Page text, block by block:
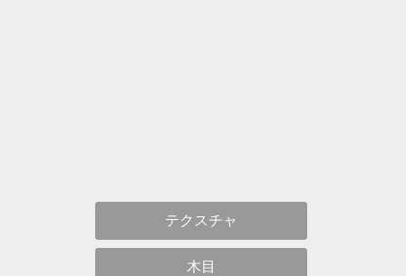
テクスチャ
木目